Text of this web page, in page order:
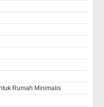
Rumah Minimalis